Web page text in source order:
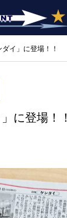
イ」に登場！！
に登場！！